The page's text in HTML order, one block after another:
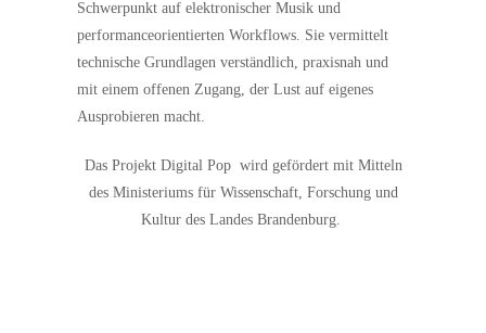
Schwerpunkt auf elektronischer Musik und
performanceorientierten Workflows. Sie vermittelt
technische Grundlagen verständlich, praxisnah und
mit einem offenen Zugang, der Lust auf eigenes
Ausprobieren macht.
Das Projekt Digital Pop wird gefördert mit Mitteln
des Ministeriums für Wissenschaft, Forschung und
Kultur des Landes Brandenburg.